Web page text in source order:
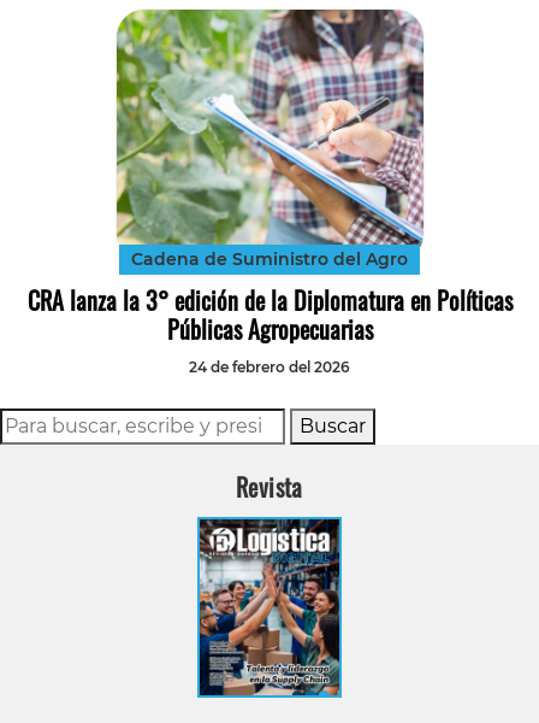
Cadena de Suministro del Agro
CRA lanza la 3° edición de la Diplomatura en Políticas
Públicas Agropecuarias
24 de febrero del 2026
Buscar
Revista